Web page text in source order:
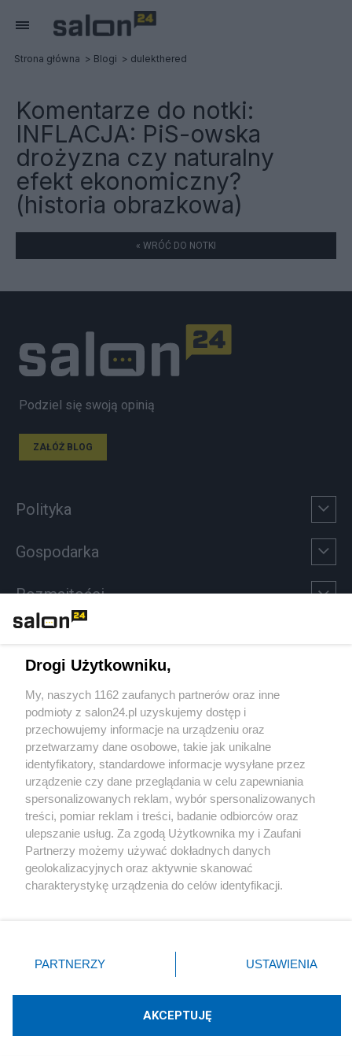
Strona główna Blogi dulekthered
Komentarze do notki:
INFLACJA: PiS-owska
drożyzna czy naturalny
efekt ekonomiczny?
(historia obrazkowa)
« WRÓĆ DO NOTKI
Podziel się swoją opinią
ZAŁÓŻ BLOG
Polityka
Gospodarka
Rozmaitości
Sport
Społeczeństwo
Kultura
X Facebook Instagram Youtube
Technologię dostarcza:W3media.pl
Drogi Użytkowniku,
My, naszych 1162 zaufanych partnerów oraz inne
podmioty z salon24.pl uzyskujemy dostęp i
przechowujemy informacje na urządzeniu oraz
przetwarzamy dane osobowe, takie jak unikalne
identyfikatory, standardowe informacje wysyłane przez
urządzenie czy dane przeglądania w celu zapewniania
spersonalizowanych reklam, wybór spersonalizowanych
treści, pomiar reklam i treści, badanie odbiorców oraz
ulepszanie usług. Za zgodą Użytkownika my i Zaufani
Partnerzy możemy używać dokładnych danych
geolokalizacyjnych oraz aktywnie skanować
charakterystykę urządzenia do celów identyfikacji.
zmienić/wycofać klikając przycisk ustawień prywatności
znajdujący się w lewym dolnym rogu strony
rodzaje przetwarzania danych nie wymagają zgody
użytkownika, ale masz prawo sprzeciwić się takiemu
PARTNERZY USTAWIENIA
AKCEPTUJĘ